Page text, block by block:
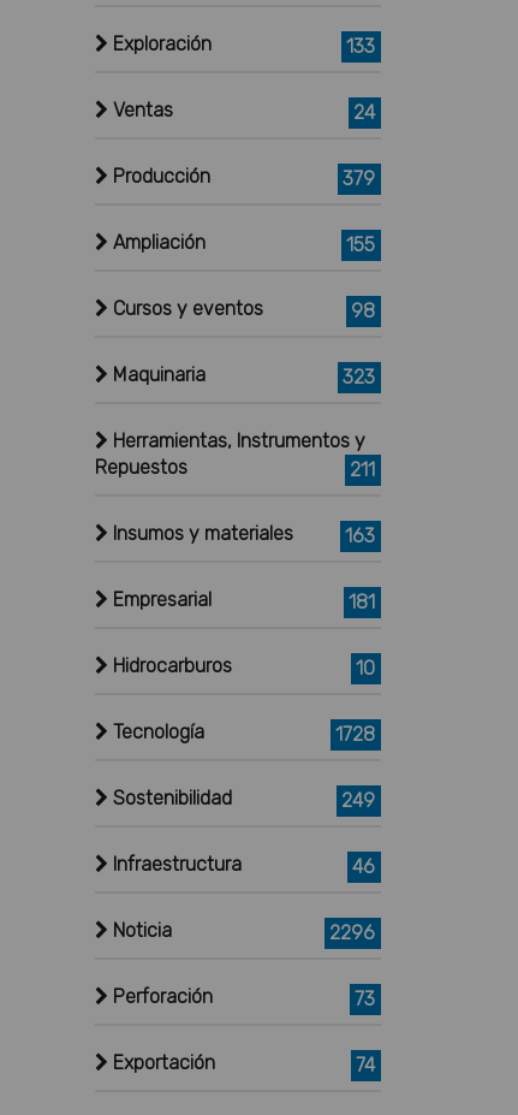
Exploración 133
Ventas 24
Producción 379
Ampliación 155
Cursos y eventos 98
Maquinaria 323
Herramientas, Instrumentos y
Repuestos
211
Insumos y materiales 163
Empresarial 181
Hidrocarburos 10
Tecnología 1728
Sostenibilidad 249
Infraestructura 46
Noticia 2296
Perforación 73
Exportación 74